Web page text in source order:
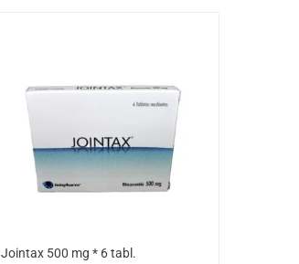
Jointax 500 mg * 6 tabl.